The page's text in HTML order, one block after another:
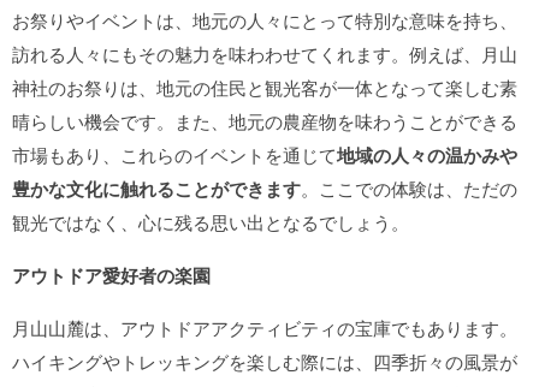
お祭りやイベントは、地元の人々にとって特別な意味を持ち、
訪れる人々にもその魅力を味わわせてくれます。例えば、月山
神社のお祭りは、地元の住民と観光客が一体となって楽しむ素
晴らしい機会です。また、地元の農産物を味わうことができる
市場もあり、これらのイベントを通じて地域の人々の温かみや
豊かな文化に触れることができます。ここでの体験は、ただの
観光ではなく、心に残る思い出となるでしょう。
アウトドア愛好者の楽園
月山山麓は、アウトドアアクティビティの宝庫でもあります。
ハイキングやトレッキングを楽しむ際には、四季折々の風景が